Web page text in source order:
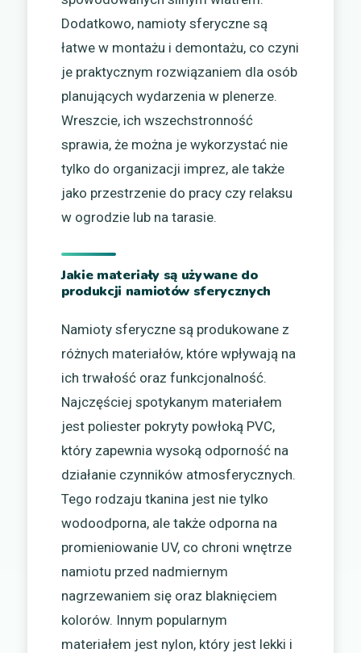
Dodatkowo, namioty sferyczne są
łatwe w montażu i demontażu, co czyni
je praktycznym rozwiązaniem dla osób
planujących wydarzenia w plenerze.
Wreszcie, ich wszechstronność
sprawia, że można je wykorzystać nie
tylko do organizacji imprez, ale także
jako przestrzenie do pracy czy relaksu
w ogrodzie lub na tarasie.
Jakie materiały są używane do
produkcji namiotów sferycznych
Namioty sferyczne są produkowane z
różnych materiałów, które wpływają na
ich trwałość oraz funkcjonalność.
Najczęściej spotykanym materiałem
jest poliester pokryty powłoką PVC,
który zapewnia wysoką odporność na
działanie czynników atmosferycznych.
Tego rodzaju tkanina jest nie tylko
wodoodporna, ale także odporna na
promieniowanie UV, co chroni wnętrze
namiotu przed nadmiernym
nagrzewaniem się oraz blaknięciem
kolorów. Innym popularnym
materiałem jest nylon, który jest lekki i